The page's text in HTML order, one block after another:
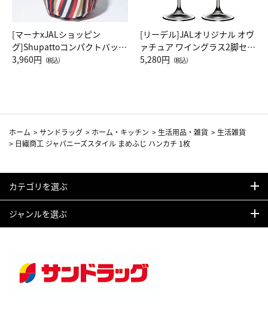
[マーナxJALショッピン
グ]Shupattoコンパクトバッグ
Drop JAL客室乗務員（LC）ス
3,960円 （税込）
[リーデル]JALオリジナル オヴ
ァチュア ワイングラス2脚セッ
ト（レッドワイン）
5,280円 （税込）
ホーム >サンドラッグ > ホーム・キッチン > 生活用品・雑貨 > 生活雑貨
> 日繊商工 ジャパニーズスタイル まめふじ ハンカチ 1枚
カテゴリを選ぶ
ジャンルを選ぶ